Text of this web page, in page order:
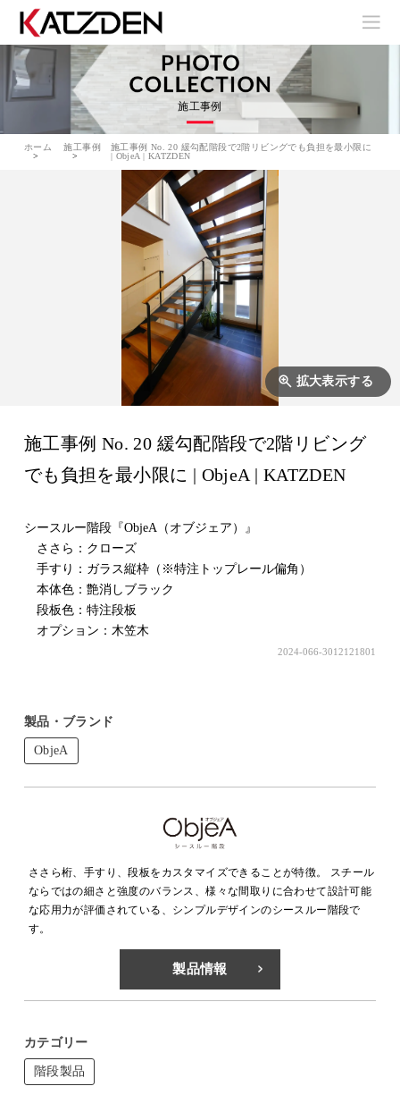
施工事例
ホーム 施工事例
施工事例 No. 20 緩勾配階段で2階リビングでも負担を最小限に
| ObjeA | KATZDEN
拡大表示する
施工事例 No. 20 緩勾配階段で2階リビング
でも負担を最小限に | ObjeA | KATZDEN
シースルー階段『ObjeA（オブジェア）』
ささら：クローズ
手すり：ガラス縦枠（※特注トップレール偏角）
本体色：艶消しブラック
段板色：特注段板
オプション：木笠木
2024-066-3012121801
製品・ブランド
ObjeA
ささら桁、手すり、段板をカスタマイズできることが特徴。 スチール
ならではの細さと強度のバランス、様々な間取りに合わせて設計可能
な応用力が評価されている、シンプルデザインのシースルー階段で
す。
製品情報
カテゴリー
階段製品